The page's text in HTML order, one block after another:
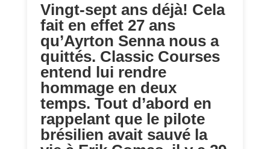
Vingt-sept ans déjà! Cela
fait en effet 27 ans
qu’Ayrton Senna nous a
quittés. Classic Courses
entend lui rendre
hommage en deux
temps. Tout d’abord en
rappelant que le pilote
brésilien avait sauvé la